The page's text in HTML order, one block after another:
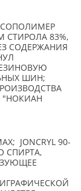
83%,
СОДЕРЖАНИЯ
ШИН;
JONCRYL 90-
СПИРТА,